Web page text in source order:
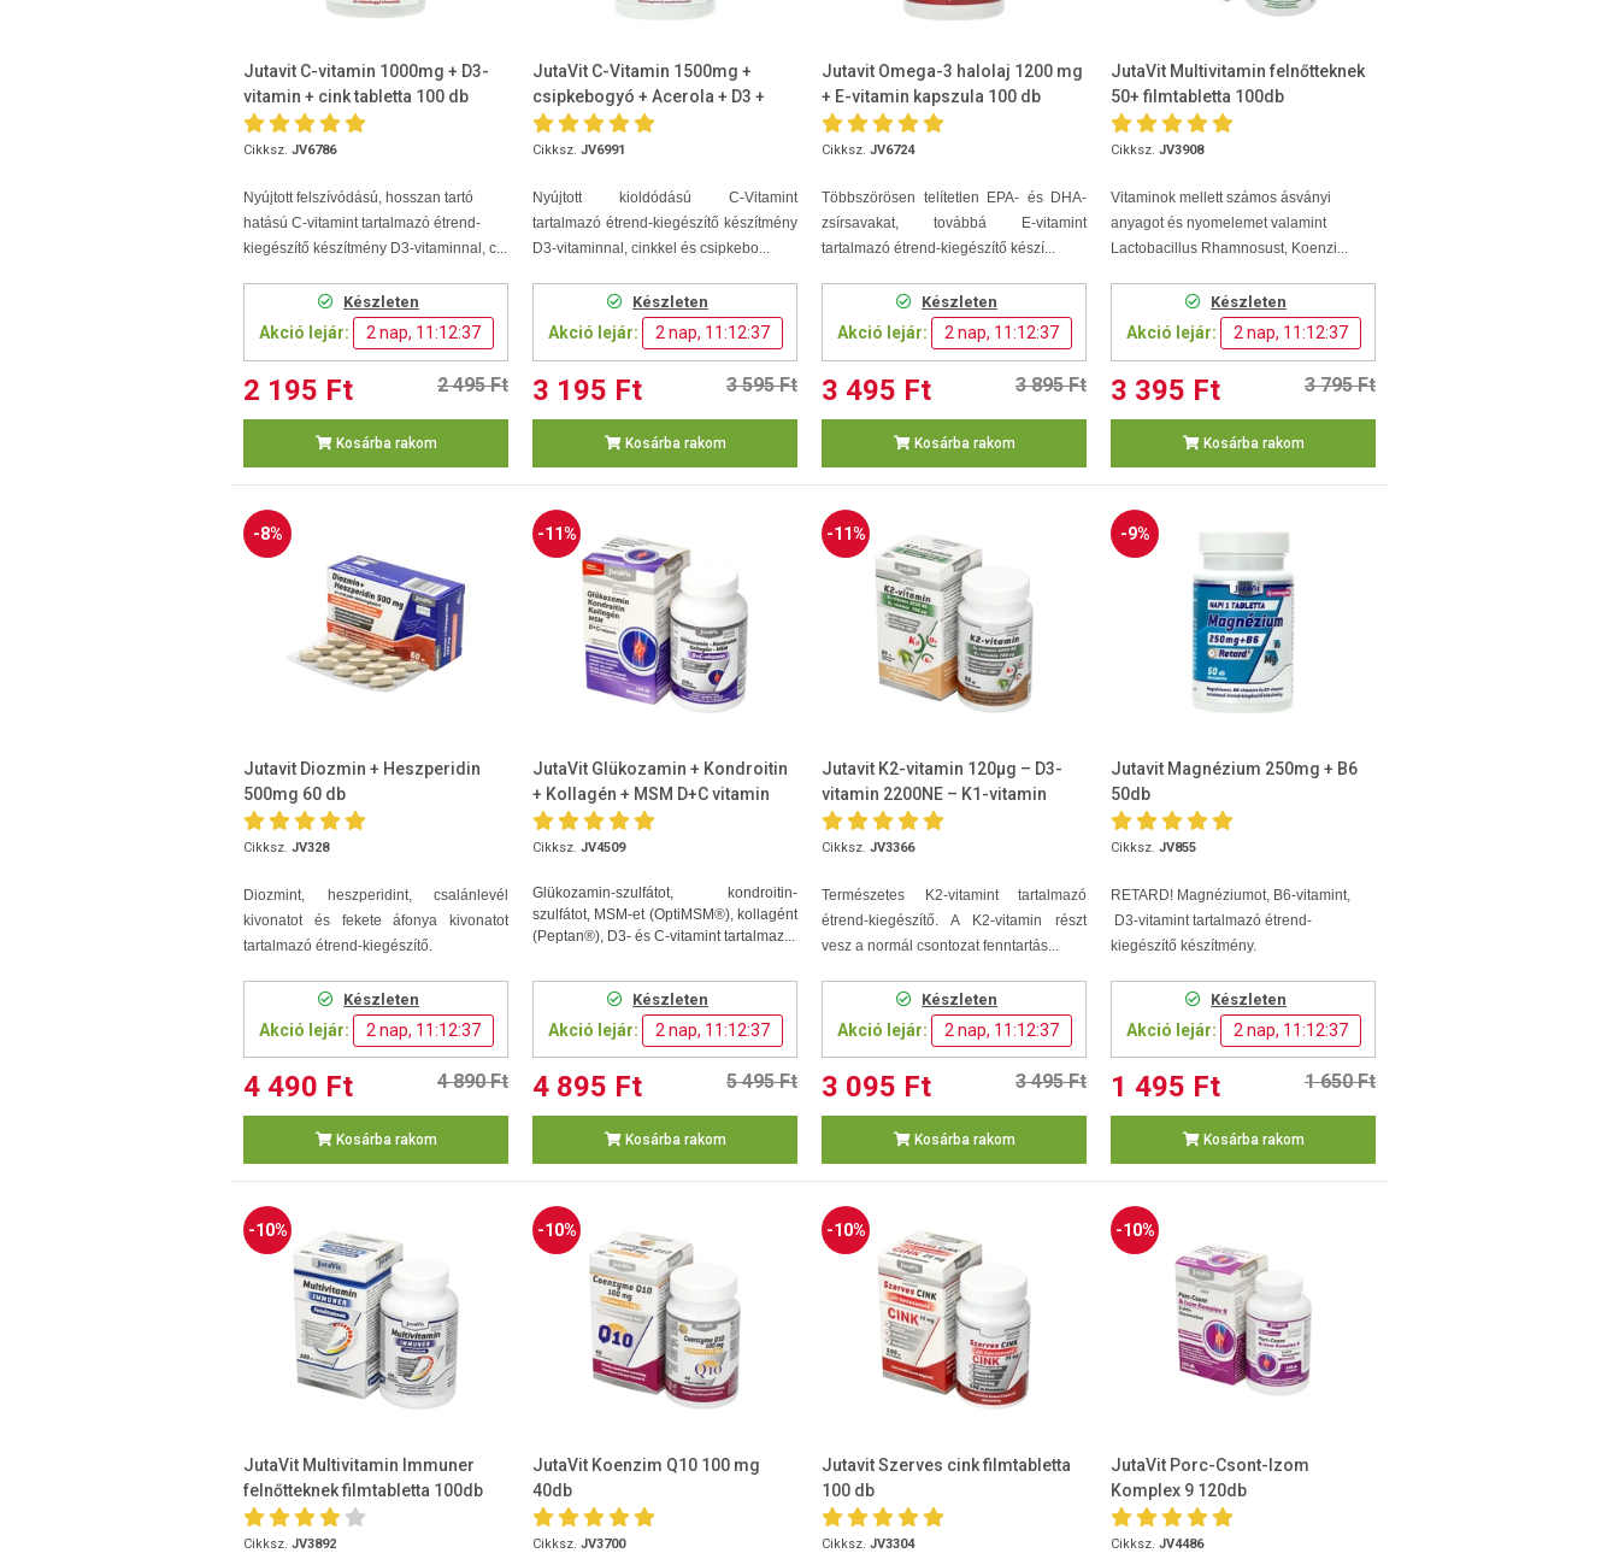
Jutavit C-vitamin 1000mg + D3-
vitamin + cink tabletta 100 db
Cikksz. JV6786
Nyújtott felszívódású, hosszan tartó
hatású C-vitamint tartalmazó étrend-
kiegészítő készítmény D3-vitaminnal, c...
Készleten
Akció lejár: 2 nap, 11:12:36
2 195 Ft 2 495 Ft
Kosárba rakom
JutaVit C-Vitamin 1500mg +
csipkebogyó + Acerola + D3 +
Cink 100db
Cikksz. JV6991
Nyújtott kioldódású C-Vitamint
tartalmazó étrend-kiegészítő készítmény
D3-vitaminnal, cinkkel és csipkebo...
Készleten
Akció lejár: 2 nap, 11:12:36
3 195 Ft 3 595 Ft
Kosárba rakom
Jutavit Omega-3 halolaj 1200 mg
+ E-vitamin kapszula 100 db
Cikksz. JV6724
Többszörösen telítetlen EPA- és DHA-
zsírsavakat, továbbá E-vitamint
tartalmazó étrend-kiegészítő készí...
Készleten
Akció lejár: 2 nap, 11:12:36
3 495 Ft 3 895 Ft
Kosárba rakom
JutaVit Multivitamin felnőtteknek
50+ filmtabletta 100db
Cikksz. JV3908
Vitaminok mellett számos ásványi
anyagot és nyomelemet valamint
Lactobacillus Rhamnosust, Koenzi...
Készleten
Akció lejár: 2 nap, 11:12:36
3 395 Ft 3 795 Ft
Kosárba rakom
-8%
Jutavit Diozmin + Heszperidin
500mg 60 db
Cikksz. JV328
Diozmint, heszperidint, csalánlevél
kivonatot és fekete áfonya kivonatot
tartalmazó étrend-kiegészítő.
Készleten
Akció lejár: 2 nap, 11:12:36
4 490 Ft 4 890 Ft
Kosárba rakom
-11%
JutaVit Glükozamin + Kondroitin
+ Kollagén + MSM D+C vitamin
120db tabletta
Cikksz. JV4509
Glükozamin-szulfátot, kondroitin-
szulfátot, MSM-et (OptiMSM®), kollagént
(Peptan®), D3- és C-vitamint tartalmaz...
Készleten
Akció lejár: 2 nap, 11:12:36
4 895 Ft 5 495 Ft
Kosárba rakom
-11%
Jutavit K2-vitamin 120µg – D3-
vitamin 2200NE – K1-vitamin
700µg 60 kapszula
Cikksz. JV3366
Természetes K2-vitamint tartalmazó
étrend-kiegészítő. A K2-vitamin részt
vesz a normál csontozat fenntartás...
Készleten
Akció lejár: 2 nap, 11:12:36
3 095 Ft 3 495 Ft
Kosárba rakom
-9%
Jutavit Magnézium 250mg + B6
50db
Cikksz. JV855
RETARD! Magnéziumot, B6-vitamint,
D3-vitamint tartalmazó étrend-
kiegészítő készítmény.
Készleten
Akció lejár: 2 nap, 11:12:36
1 495 Ft 1 650 Ft
Kosárba rakom
-10%
JutaVit Multivitamin Immuner
felnőtteknek filmtabletta 100db
Cikksz. JV3892
-10%
JutaVit Koenzim Q10 100 mg
40db
Cikksz. JV3700
-10%
Jutavit Szerves cink filmtabletta
100 db
Cikksz. JV3304
-10%
JutaVit Porc-Csont-Izom
Komplex 9 120db
Cikksz. JV4486